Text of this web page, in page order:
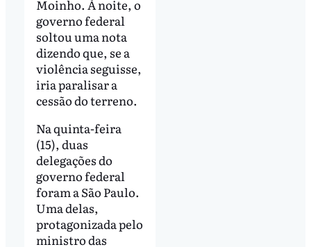
Moinho. À noite, o
governo federal
soltou uma nota
dizendo que, se a
violência seguisse,
iria paralisar a
cessão do terreno.
Na quinta-feira
(15), duas
delegações do
governo federal
foram a São Paulo.
Uma delas,
protagonizada pelo
ministro das